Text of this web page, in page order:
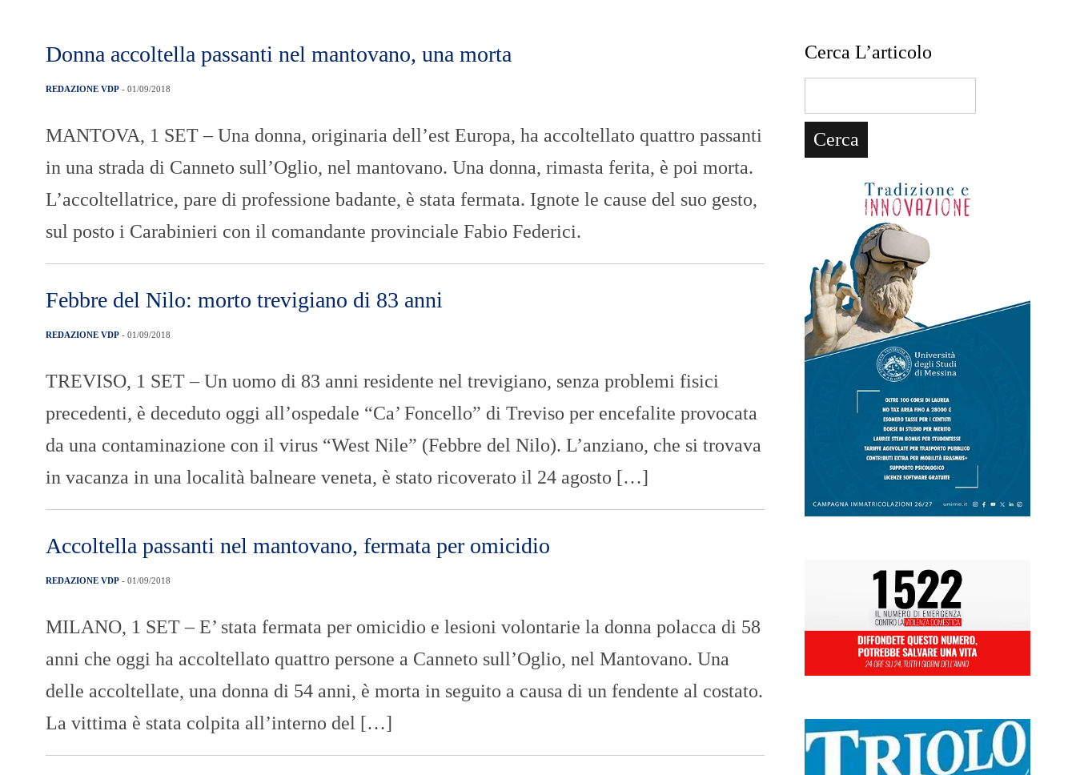
E
A
C
I
S
E
E
R
A
E
r
N
Donna accoltella passanti nel mantovano, una morta
REDAZIONE VDP - 01/09/2018
MANTOVA, 1 SET – Una donna, originaria dell’est Europa, ha accoltellato quattro passanti
in una strada di Canneto sull’Oglio, nel mantovano. Una donna, rimasta ferita, è poi morta.
L’accoltellatrice, pare di professione badante, è stata fermata. Ignote le cause del suo gesto,
sul posto i Carabinieri con il comandante provinciale Fabio Federici.
Febbre del Nilo: morto trevigiano di 83 anni
REDAZIONE VDP - 01/09/2018
TREVISO, 1 SET – Un uomo di 83 anni residente nel trevigiano, senza problemi fisici
precedenti, è deceduto oggi all’ospedale “Ca’ Foncello” di Treviso per encefalite provocata
da una contaminazione con il virus “West Nile” (Febbre del Nilo). L’anziano, che si trovava
in vacanza in una località balneare veneta, è stato ricoverato il 24 agosto […]
Accoltella passanti nel mantovano, fermata per omicidio
REDAZIONE VDP - 01/09/2018
MILANO, 1 SET – E’ stata fermata per omicidio e lesioni volontarie la donna polacca di 58
anni che oggi ha accoltellato quattro persone a Canneto sull’Oglio, nel Mantovano. Una
delle accoltellate, una donna di 54 anni, è morta in seguito a causa di un fendente al costato.
La vittima è stata colpita all’interno del […]
Cerca L’articolo